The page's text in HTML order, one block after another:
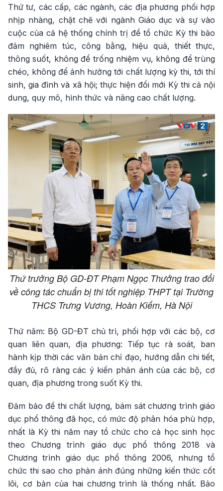
Thứ tư, các cấp, các ngành, các địa phương phối hợp
nhịp nhàng, chặt chẽ với ngành Giáo dục và sự vào
cuộc của cả hệ thống chính trị để tổ chức Kỳ thi bảo
đảm nghiêm túc, công bằng, hiệu quả, thiết thực,
thông suốt, không để trống nhiệm vụ, không để trùng
chéo, không để ảnh hưởng tới chất lượng kỳ thi, tới thí
sinh, gia đình và xã hội; thực hiện đổi mới Kỳ thi cả nội
dung, quy mô, hình thức và nâng cao chất lượng.
Thứ trưởng Bộ GD-ĐT Phạm Ngọc Thưởng trao đổi
về công tác chuẩn bị thi tốt nghiệp THPT tại Trường
THCS Trưng Vương, Hoàn Kiếm, Hà Nội
Thứ năm: Bộ GD-ĐT chủ trì, phối hợp với các bộ, cơ
quan liên quan, địa phương: Tiếp tục rà soát, ban
hành kịp thời các văn bản chỉ đạo, hướng dẫn chi tiết,
đầy đủ, rõ ràng các ý kiến phản ánh của các bộ, cơ
quan, địa phương trong suốt Kỳ thi.
Đảm bảo đề thi chất lượng, bám sát chương trình giáo
dục phổ thông đã học, có mức độ phân hóa phù hợp,
nhất là Kỳ thi năm nay tổ chức cho cả học sinh học
theo Chương trình giáo dục phổ thông 2018 và
Chương trình giáo dục phổ thông 2006, nhưng tổ
chức thi sao cho phản ánh đúng những kiến thức cốt
lõi, cơ bản của hai chương trình là thống nhất. Bảo